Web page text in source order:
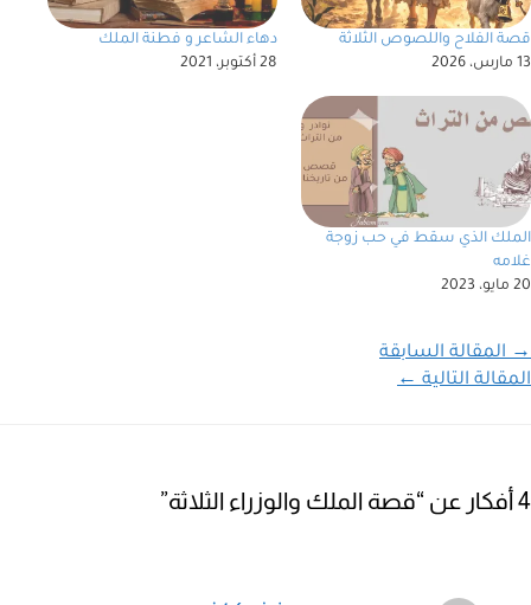
قصة الفلاح واللصوص الثلاثة
13 مارس، 2026
دهاء الشاعر و فطنة الملك
28 أكتوبر، 2021
الملك الذي سقط في حب زوجة
غلامه
20 مايو، 2023
→المقالة السابقة
المقالة التالية←
4 أفكار عن “قصة الملك والوزراء الثلاثة”